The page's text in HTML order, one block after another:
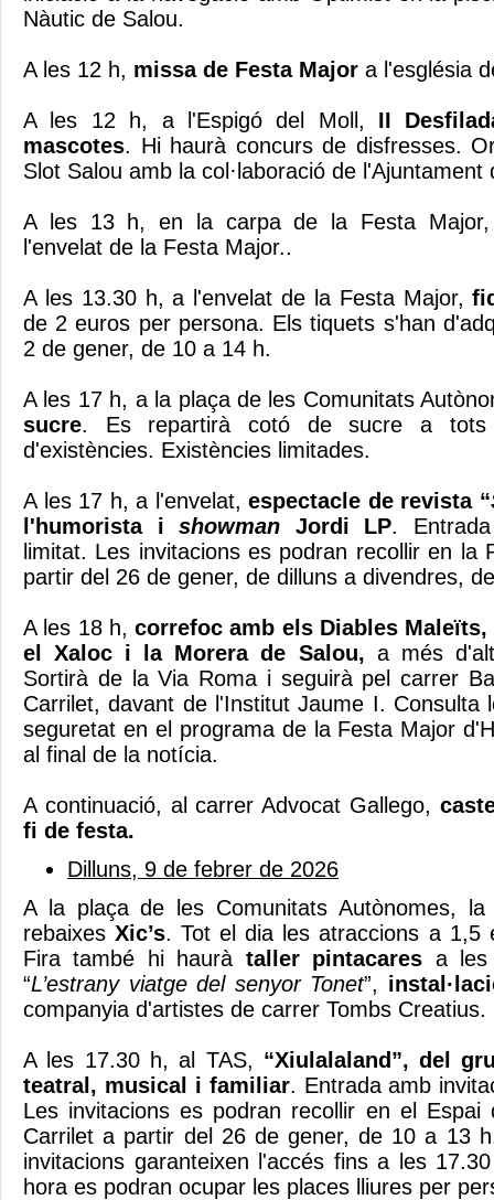
Nàutic de Salou.
A les 12 h, missa de Festa Major a l'església
A les 12 h, a l'Espigó del Moll, II
mascotes. Hi haurà concurs de disfresses.
Slot Salou amb la col·laboració de l'Ajuntament
A les 13 h, en la carpa de la Festa
l'envelat de la Festa Major..
A les 13.30 h, a l'envelat de la Festa Major,
de 2 euros per persona. Els tiquets s'han
2 de gener, de 10 a 14 h.
A les 17 h, a la plaça de les Comunitats
sucre. Es repartirà cotó de sucre a
d'existències. Existències limitades.
A les 17 h, a l'envelat, espectacle de revista “
l'humorista ishowman Jordi LP.
limitat. Les invitacions es podran recollir en la
partir del 26 de gener, de dilluns a divendres,
A les 18 h,correfoc amb els Diables
el Xaloc i la Morera de Salou, a més
Sortirà de la Via Roma i seguirà pel carrer
Carrilet, davant de l'Institut Jaume I. Consulta
seguretat en el programa de la Festa Major
al final de la notícia.
A continuació, al carrer Advocat Gallego,
fi de festa.
Dilluns, 9 de febrer de 2026
A la plaça de les Comunitats Autònomes,
rebaixesXic’s. Tot el dia les atraccions a 1,5
Fira també hi haurà taller pintacares a
“L’estrany viatge del senyor Tonet”,
companyia d'artistes de carrer Tombs Creatius.
A les 17.30 h, al TAS, “Xiulalaland”, del
teatral, musical i familiar. Entrada amb
Les invitacions es podran recollir en el Espai
Carrilet a partir del 26 de gener, de 10 a 13
invitacions garanteixen l'accés fins a les
hora es podran ocupar les places lliures per